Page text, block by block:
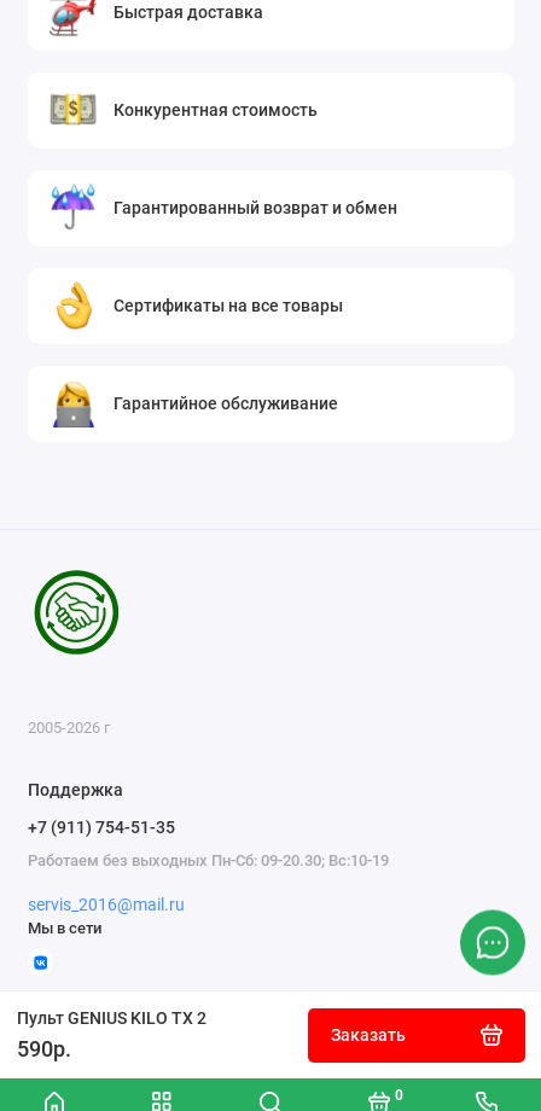
0
Пульт GENIUS KILO TX 2
590р.
Заказать
Быстрая доставка
Конкурентная стоимость
Гарантированный возврат и обмен
Сертификаты на все товары
Гарантийное обслуживание
2005-2026 г
Поддержка
+7 (911) 754-51-35
Работаем без выходных Пн-Сб: 09-20.30; Вс:10-19
servis_2016@mail.ru
Мы в сети